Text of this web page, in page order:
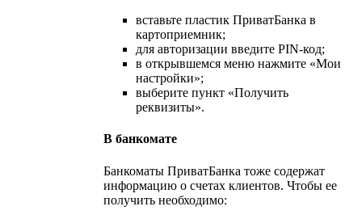
вставьте пластик ПриватБанка в
картоприемник;
для авторизации введите PIN-код;
в открывшемся меню нажмите «Мои
настройки»;
выберите пункт «Получить
реквизиты».
В банкомате
Банкоматы ПриватБанка тоже содержат
информацию о счетах клиентов. Чтобы ее
получить необходимо: